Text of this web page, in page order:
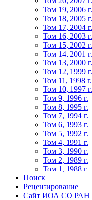
Том 19, 2006 г.
Том 18, 2005 г.
Том 17, 2004 г.
Том 16, 2003 г.
Том 15, 2002 г.
Том 14, 2001 г.
Том 13, 2000 г.
Том 12, 1999 г.
Том 11, 1998 г.
Том 10, 1997 г.
Том 9, 1996 г.
Том 8, 1995 г.
Том 7, 1994 г.
Том 6, 1993 г.
Том 5, 1992 г.
Том 4, 1991 г.
Том 3, 1990 г.
Том 2, 1989 г.
Том 1, 1988 г.
Поиск
Рецензирование
Сайт ИОА СО РАН